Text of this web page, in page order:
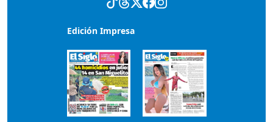
Portada del impreso del 4 de agosto de 2026